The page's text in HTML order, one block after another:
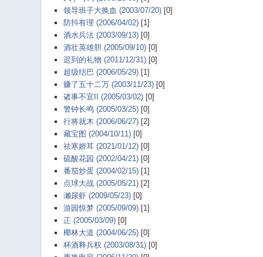
领导班子大换血 (2003/07/20)[0]
防抖有理 (2006/04/02)[1]
酒水兵法 (2003/09/13)[0]
酒壮英雄胆 (2005/09/10)[0]
迟到的礼物 (2011/12/31)[0]
超级结巴 (2006/05/29)[1]
赚了五十二万 (2003/11/23)[0]
诸事不宜II (2005/03/02)[0]
警钟长鸣 (2005/03/25)[0]
行将就木 (2006/06/27)[2]
藏宝图 (2004/10/11)[0]
祛寒娇耳 (2021/01/12)[0]
硫酸花园 (2002/04/21)[0]
番茄炒蛋 (2004/02/15)[1]
点球大战 (2005/05/21)[2]
濑尿虾 (2009/05/23)[0]
游园惊梦 (2005/09/09)[1]
正 (2005/03/09)[0]
椰林大道 (2004/06/25)[0]
杯酒释兵权 (2003/08/31)[0]